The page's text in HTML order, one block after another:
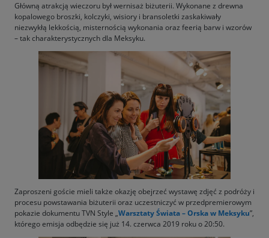
Główną atrakcją wieczoru był wernisaż biżuterii. Wykonane z drewna
kopalowego broszki, kolczyki, wisiory i bransoletki zaskakiwały
niezwykłą lekkością, misternością wykonania oraz feerią barw i wzorów
– tak charakterystycznych dla Meksyku.
Zaproszeni goście mieli także okazję obejrzeć wystawę zdjęć z podróży i
procesu powstawania biżuterii oraz uczestniczyć w przedpremierowym
pokazie dokumentu TVN Style „Warsztaty Świata – Orska w Meksyku”,
którego emisja odbędzie się już 14. czerwca 2019 roku o 20:50.